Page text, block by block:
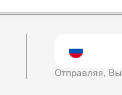
Отправляя,